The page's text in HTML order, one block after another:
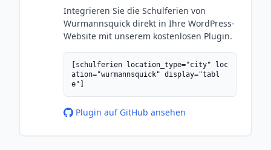
Integrieren Sie die Schulferien von
Wurmannsquick direkt in Ihre WordPress-
Website mit unserem kostenlosen Plugin.
[schulferien location_type="city" loc
ation="wurmannsquick" display="tabl
e"]
Plugin auf GitHub ansehen